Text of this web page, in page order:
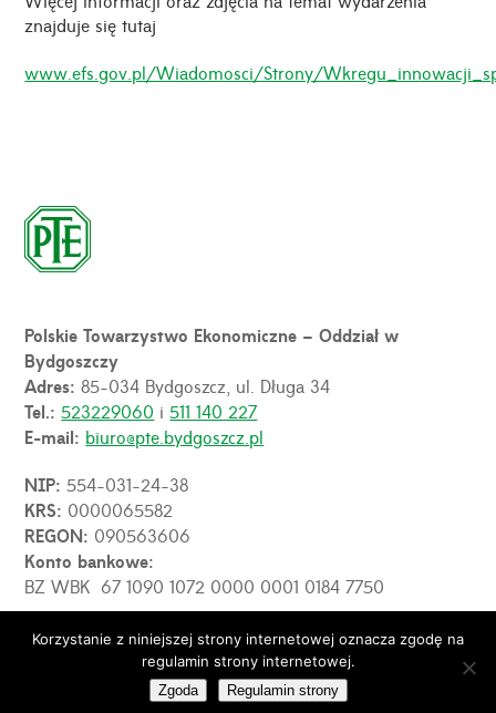
znajduje się tutaj
www.efs.gov.pl/Wiadomosci/Strony/
Korzystanie z niniejszej strony internetowej oznacza zgodę na
regulamin strony internetowej.
Zgoda Regulamin strony
Polskie Towarzystwo Ekonomiczne – Oddział w
Bydgoszczy
Adres:85-034 Bydgoszcz, ul. Długa 34
Tel.:523229060 i511 140 227
E-mail: biuro@pte.bydgoszcz.pl
NIP:554-031-24-38
KRS: 0000065582
REGON: 090563606
Konto bankowe:
BZ WBK 67 1090 1072 0000 0001 0184 7750
© 2026 PTE Oddział w Bydgoszczy. Wszelkie prawa